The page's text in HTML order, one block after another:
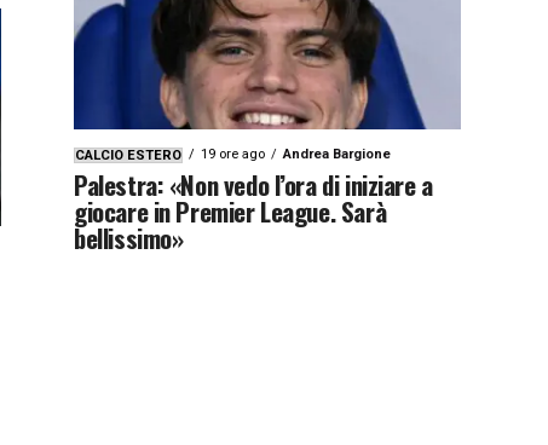
CALCIO ESTERO 19 ore ago Andrea Bargione
Palestra: «Non vedo l’ora di iniziare a
giocare in Premier League. Sarà
bellissimo»